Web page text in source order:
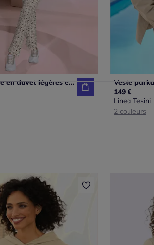
Veste légère en duvet légères et confortables
149 €
Linea Tesini
2 couleurs